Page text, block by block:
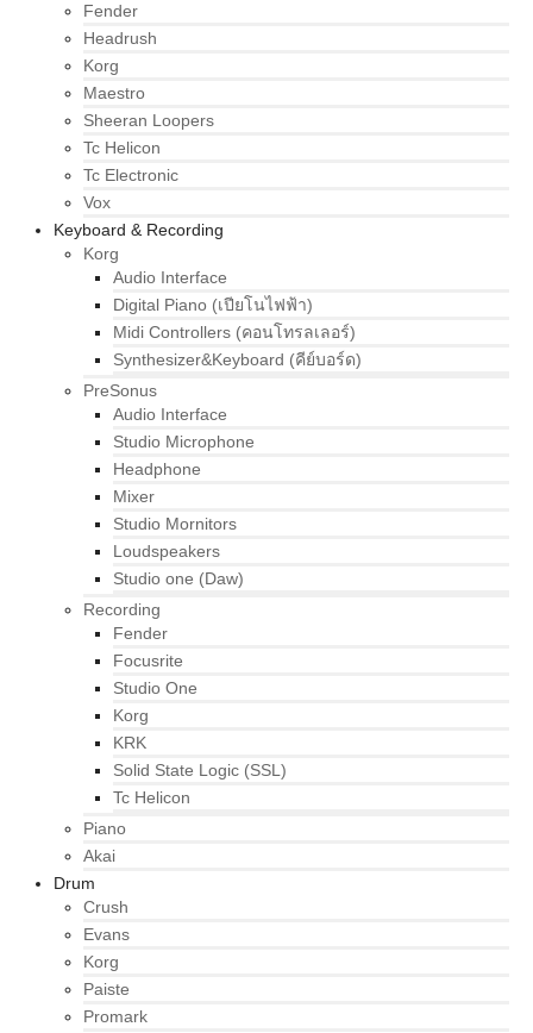
Fender
Headrush
Korg
Maestro
Sheeran Loopers
Tc Helicon
Tc Electronic
Vox
Keyboard & Recording
Korg
Audio Interface
Digital Piano (เปียโนไฟฟ้า)
Midi Controllers (คอนโทรลเลอร์)
Synthesizer&Keyboard (คีย์บอร์ด)
PreSonus
Audio Interface
Studio Microphone
Headphone
Mixer
Studio Mornitors
Loudspeakers
Studio one (Daw)
Recording
Fender
Focusrite
Studio One
Korg
KRK
Solid State Logic (SSL)
Tc Helicon
Piano
Akai
Drum
Crush
Evans
Korg
Paiste
Promark